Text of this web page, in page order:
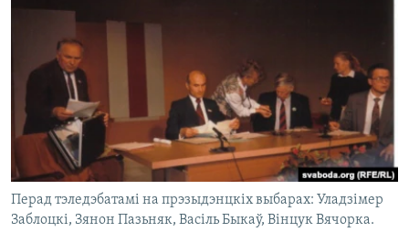
КУЛЬТУРА
КАЛЯНДАР
МОВА
НА ХВАЛЯХ СВАБОДЫ
Перад тэледэбатамі на прэзыдэнцкіх выбарах: Уладзімер
Заблоцкі, Зянон Пазьняк, Васіль Быкаў, Вінцук Вячорка.